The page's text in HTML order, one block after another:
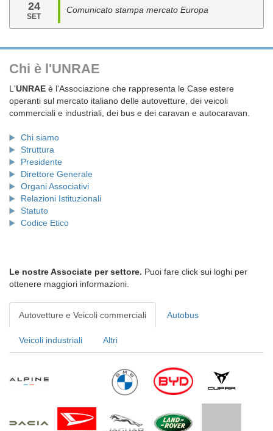
24
SET
Comunicato stampa mercato Europa
Chi è l'UNRAE
L'UNRAE è l'Associazione che rappresenta le Case estere
operanti sul mercato italiano delle autovetture, dei veicoli
commerciali e industriali, dei bus e dei caravan e autocaravan.
Chi siamo
Struttura
Presidente
Direttore Generale
Organi Associativi
Relazioni Istituzionali
Statuto
Codice Etico
Le nostre Associate per settore. Puoi fare click sui loghi per
ottenere maggiori informazioni.
Autovetture e Veicoli commerciali Autobus
Veicoli industriali Altri